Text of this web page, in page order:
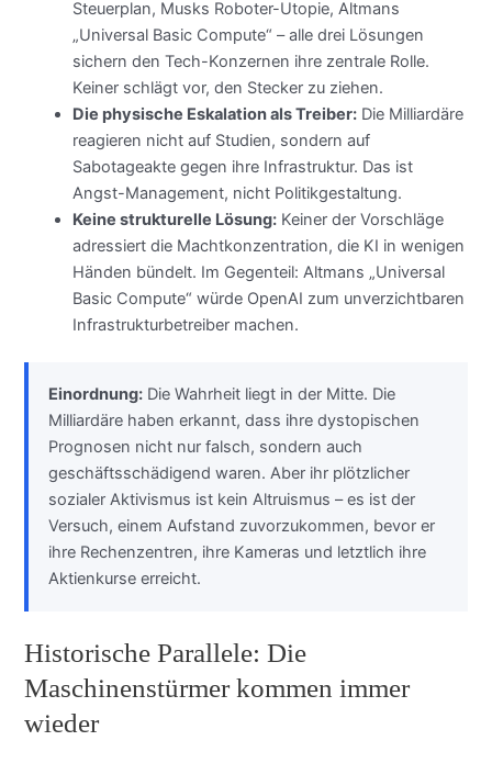
Steuerplan, Musks Roboter-Utopie, Altmans
„Universal Basic Compute“ – alle drei Lösungen
sichern den Tech-Konzernen ihre zentrale Rolle.
Keiner schlägt vor, den Stecker zu ziehen.
Die physische Eskalation als Treiber: Die Milliardäre
reagieren nicht auf Studien, sondern auf
Sabotageakte gegen ihre Infrastruktur. Das ist
Angst-Management, nicht Politikgestaltung.
Keine strukturelle Lösung: Keiner der Vorschläge
adressiert die Machtkonzentration, die KI in wenigen
Händen bündelt. Im Gegenteil: Altmans „Universal
Basic Compute“ würde OpenAI zum unverzichtbaren
Infrastrukturbetreiber machen.
Einordnung:Die Wahrheit liegt in der Mitte. Die
Milliardäre haben erkannt, dass ihre dystopischen
Prognosen nicht nur falsch, sondern auch
geschäftsschädigend waren. Aber ihr plötzlicher
sozialer Aktivismus ist kein Altruismus – es ist der
Versuch, einem Aufstand zuvorzukommen, bevor er
ihre Rechenzentren, ihre Kameras und letztlich ihre
Aktienkurse erreicht.
Historische Parallele: Die
Maschinenstürmer kommen immer
wieder